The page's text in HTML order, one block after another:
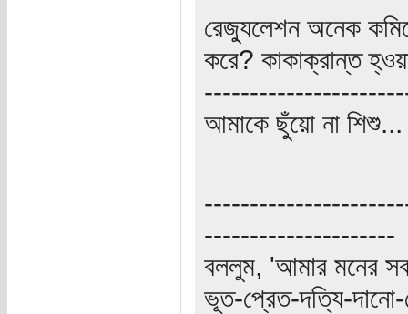
রেজু্যলেশন অনেক
করে? কাকাক্রান্ত
আমাকে ছুঁয়ো না শিশু...
---------------------
বললুম, 'আমার মনের
ভূত-প্রেত-দত্যি-দানো-